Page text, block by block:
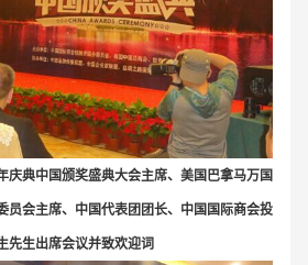
庆典中国颁奖盛典大会主席、美国巴拿马万国
员会主席、中国代表团团长、中国国际商会投
先生出席会议并致欢迎词